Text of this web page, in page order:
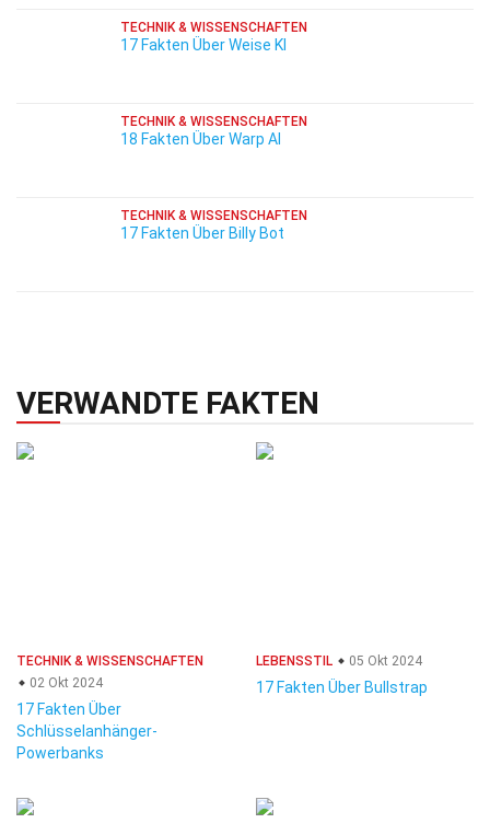
TECHNIK & WISSENSCHAFTEN
17 Fakten Über Weise KI
TECHNIK & WISSENSCHAFTEN
18 Fakten Über Warp AI
TECHNIK & WISSENSCHAFTEN
17 Fakten Über Billy Bot
VERWANDTE FAKTEN
TECHNIK & WISSENSCHAFTEN
02 Okt 2024
17 Fakten Über
Schlüsselanhänger-
Powerbanks
LEBENSSTIL 05 Okt 2024
17 Fakten Über Bullstrap